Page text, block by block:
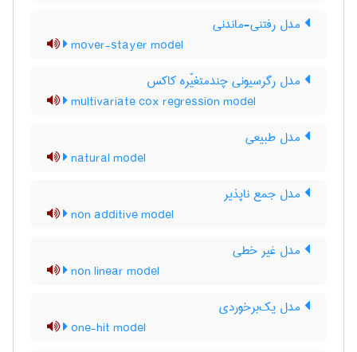
مدل رفتنی-ماندنی
mover-stayer model
مدل رگرسیونی چندمتغیّره کاکس
multivariate cox regression model
مدل طبیعی
natural model
مدل جمع ناپذیر
non additive model
مدل غیر خطی
non linear model
مدل یک‌برخوردی
one-hit model